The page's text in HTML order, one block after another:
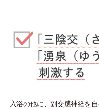
入浴の他に、副交感神経を